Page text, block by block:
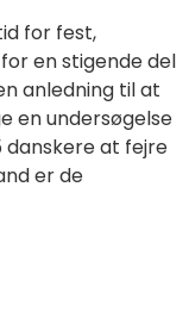
for fest,
en stigende del
anledning til at
en undersøgelse
danskere at fejre
er de